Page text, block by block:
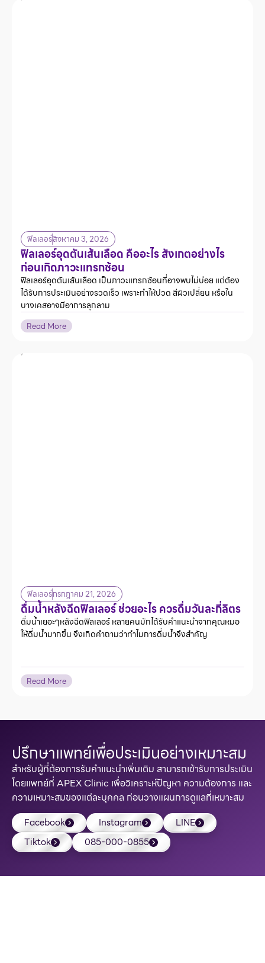
ฟิลเลอร์สิงหาคม 3, 2026
ฟิลเลอร์อุดตันเส้นเลือด คืออะไร สังเกตอย่างไร
ก่อนเกิดภาวะแทรกซ้อน
ฟิลเลอร์อุดตันเส้นเลือด เป็นภาวะแทรกซ้อนที่อาจพบไม่บ่อย แต่ต้อง
ได้รับการประเมินอย่างรวดเร็ว เพราะทำให้ปวด สีผิวเปลี่ยน หรือใน
บางเคสอาจมีอาการลุกลาม
Read More
ฟิลเลอร์กรกฎาคม 21, 2026
ดื่มน้ำหลังฉีดฟิลเลอร์ ช่วยอะไร ควรดื่มวันละกี่ลิตร
ดื่มน้ำเยอะๆหลังฉีดฟิลเลอร์ หลายคนมักได้รับคำแนะนำจากคุณหมอ
ให้ดื่มน้ำมากขึ้น จึงเกิดคำถามว่าทำไมการดื่มน้ำจึงสำคัญ
Read More
ปรึกษาแพทย์เพื่อประเมินอย่างเหมาะสม
สำหรับผู้ที่ต้องการรับคำแนะนำเพิ่มเติม สามารถเข้ารับการประเมิน
โดยแพทย์ที่ APEX Clinic เพื่อวิเคราะห์ปัญหา ความต้องการ และ
ความเหมาะสมของแต่ละบุคคล ก่อนวางแผนการดูแลที่เหมาะสม
Facebook Instagram
LINE
Tiktok
085-000-0855